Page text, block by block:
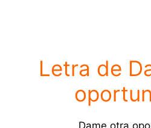
Letra de
Dame otra